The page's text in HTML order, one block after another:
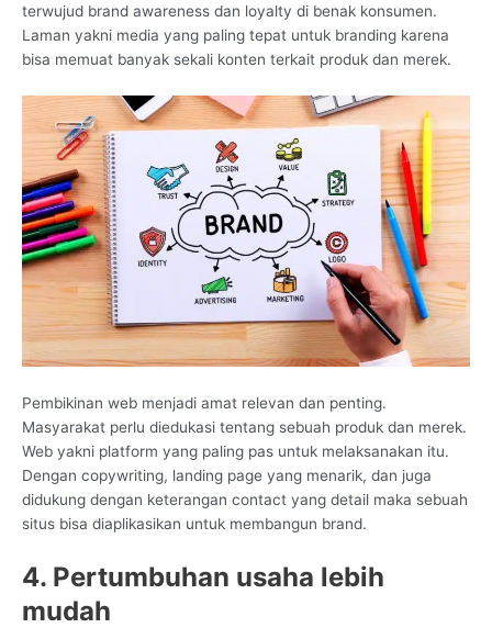
terwujud brand awareness dan loyalty di benak konsumen.
Laman yakni media yang paling tepat untuk branding karena
bisa memuat banyak sekali konten terkait produk dan merek.
Pembikinan web menjadi amat relevan dan penting.
Masyarakat perlu diedukasi tentang sebuah produk dan merek.
Web yakni platform yang paling pas untuk melaksanakan itu.
Dengan copywriting, landing page yang menarik, dan juga
didukung dengan keterangan contact yang detail maka sebuah
situs bisa diaplikasikan untuk membangun brand.
4. Pertumbuhan usaha lebih
mudah